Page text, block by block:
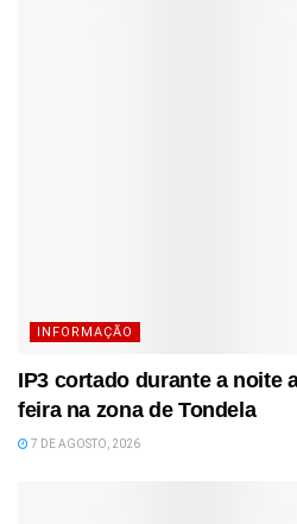
INFORMAÇÃO
IP3 cortado durante a noite
feira na zona de Tondela
7 DE AGOSTO, 2026